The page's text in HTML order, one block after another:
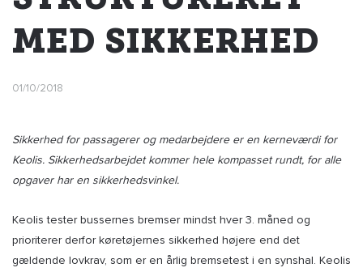
MED SIKKERHED
01/10/2018
Sikkerhed for passagerer og medarbejdere er en kerneværdi for
Keolis. Sikkerhedsarbejdet kommer hele kompasset rundt, for alle
opgaver har en sikkerhedsvinkel.
Keolis tester bussernes bremser mindst hver 3. måned og
prioriterer derfor køretøjernes sikkerhed højere end det
gældende lovkrav, som er en årlig bremsetest i en synshal. Keolis